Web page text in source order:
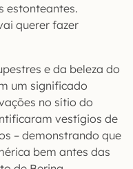
estonteantes.
querer fazer
e da beleza do
um significado
no sítio do
vestígios de
– demonstrando que
bem antes das